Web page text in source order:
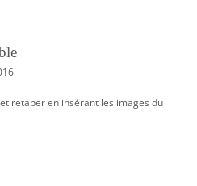
retaper en insérant les images du